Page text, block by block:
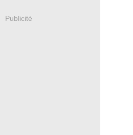
Publicité